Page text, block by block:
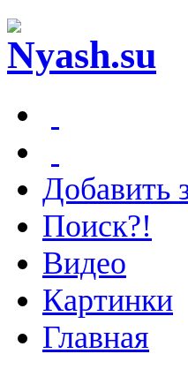
Добавить
Поиск?!
Видео
Картинки
Главная